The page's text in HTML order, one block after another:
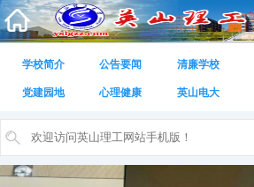
学校简介 公告要闻 清廉学校
党建园地 心理健康 英山电大